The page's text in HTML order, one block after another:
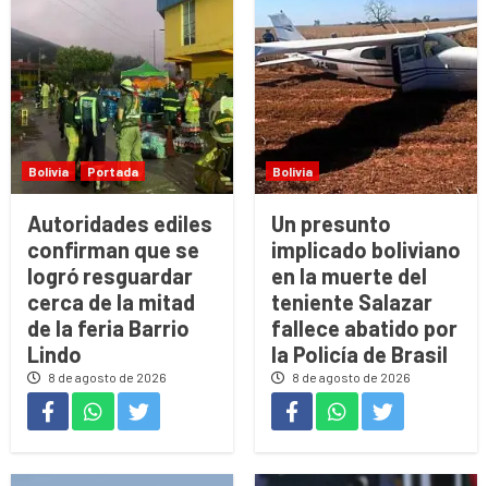
Bolivia Portada
Autoridades ediles
confirman que se
logró resguardar
cerca de la mitad
de la feria Barrio
Lindo
8 de agosto de 2026
Bolivia
Un presunto
implicado boliviano
en la muerte del
teniente Salazar
fallece abatido por
la Policía de Brasil
8 de agosto de 2026